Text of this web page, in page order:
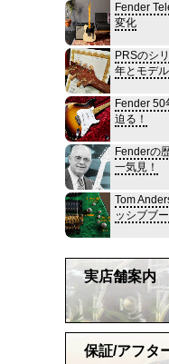
Fender
変化
PRSのシ
年とモデ
Fender 50
迫る！
Fenderの
一気見！
Tom
ッシブブ
実店舗案内
保証/アフタ